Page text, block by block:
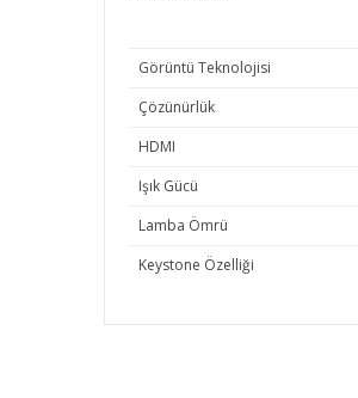
Görüntü Teknolojisi
Çözünürlük
HDMI
Işık Gücü
Lamba Ömrü
Keystone Özelliği